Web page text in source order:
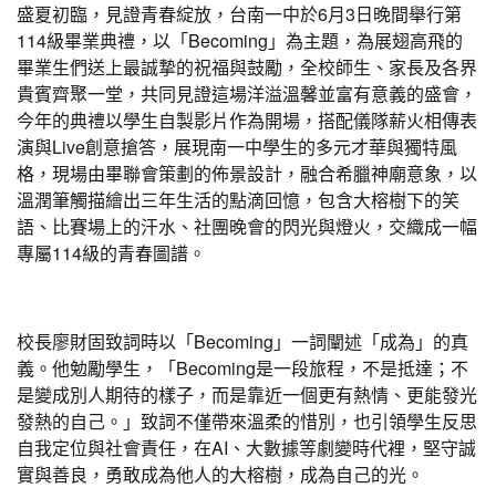
盛夏初臨，見證青春綻放，台南一中於6月3日晚間舉行第
114級畢業典禮，以「Becoming」為主題，為展翅高飛的
畢業生們送上最誠摯的祝福與鼓勵，全校師生、家長及各界
貴賓齊聚一堂，共同見證這場洋溢溫馨並富有意義的盛會，
今年的典禮以學生自製影片作為開場，搭配儀隊薪火相傳表
演與Live創意搶答，展現南一中學生的多元才華與獨特風
格，現場由畢聯會策劃的佈景設計，融合希臘神廟意象，以
溫潤筆觸描繪出三年生活的點滴回憶，包含大榕樹下的笑
語、比賽場上的汗水、社團晚會的閃光與燈火，交織成一幅
專屬114級的青春圖譜。
校長廖財固致詞時以「Becoming」一詞闡述「成為」的真
義。他勉勵學生，「Becoming是一段旅程，不是抵達；不
是變成別人期待的樣子，而是靠近一個更有熱情、更能發光
發熱的自己。」致詞不僅帶來溫柔的惜別，也引領學生反思
自我定位與社會責任，在AI、大數據等劇變時代裡，堅守誠
實與善良，勇敢成為他人的大榕樹，成為自己的光。